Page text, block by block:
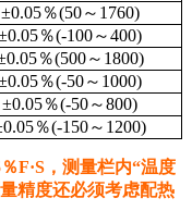
±0.05％(50～1760)
％(-100～400)
％(500～1800)
％(-50～1000)
±0.05％(-50～800)
％(-150～1200)
F·S，测量栏内“温度
精度还必须考虑配热